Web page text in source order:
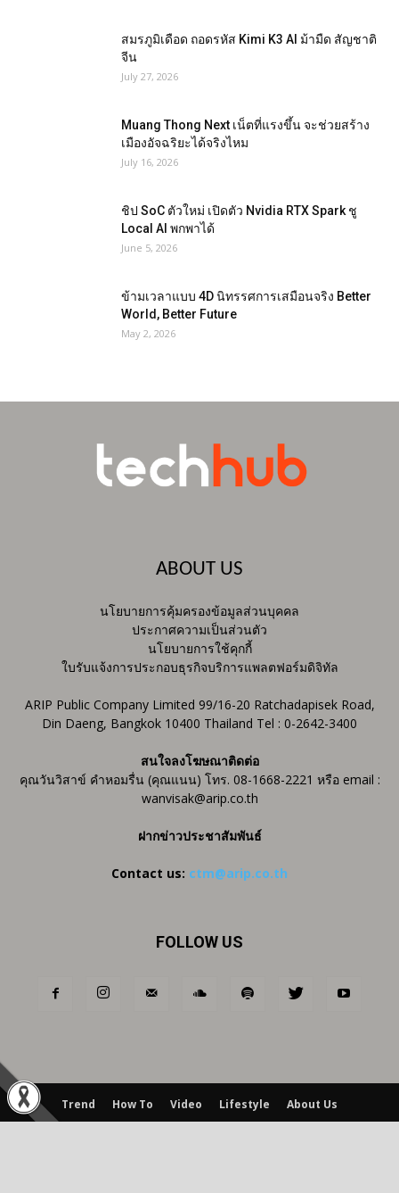
สมรภูมิเดือด ถอดรหัส Kimi K3 AI ม้ามืด สัญชาติ
จีน
July 27, 2026
Muang Thong Next เน็ตที่แรงขึ้น จะช่วยสร้าง
เมืองอัจฉริยะได้จริงไหม
July 16, 2026
ชิป SoC ตัวใหม่ เปิดตัว Nvidia RTX Spark ชู
Local AI พกพาได้
June 5, 2026
ข้ามเวลาแบบ 4D นิทรรศการเสมือนจริง Better
World, Better Future
May 2, 2026
ABOUT US
นโยบายการคุ้มครองข้อมูลส่วนบุคคล
ประกาศความเป็นส่วนตัว
นโยบายการใช้คุกกี้
ใบรับแจ้งการประกอบธุรกิจบริการแพลตฟอร์มดิจิทัล
ARIP Public Company Limited 99/16-20 Ratchadapisek Road,
Din Daeng, Bangkok 10400 Thailand Tel : 0-2642-3400
สนใจลงโฆษณาติดต่อ
คุณวันวิสาข์ คำหอมรื่น (คุณแนน) โทร. 08-1668-2221 หรือ email :
wanvisak@arip.co.th
ฝากข่าวประชาสัมพันธ์
Contact us: ctm@arip.co.th
FOLLOW US
Trend How To Video Lifestyle About Us